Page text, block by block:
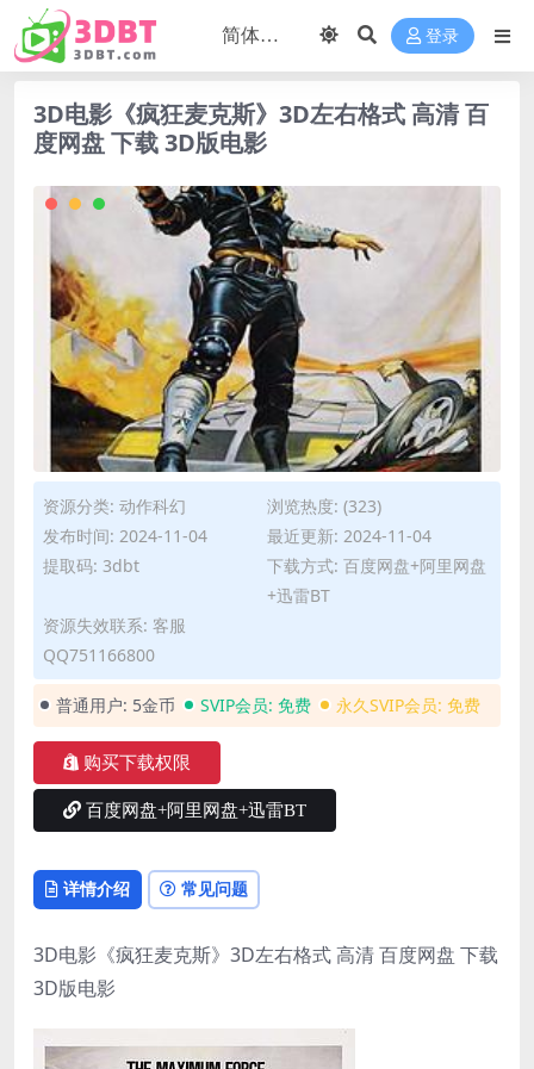
登录
3D电影《疯狂麦克斯》3D左右格式 高清 百
度网盘 下载 3D版电影
资源分类: 动作科幻
浏览热度: (323)
发布时间: 2024-11-04
最近更新: 2024-11-04
提取码: 3dbt
下载方式: 百度网盘+阿里网盘
+迅雷BT
资源失效联系: 客服
QQ751166800
普通用户: 5金币 SVIP会员: 免费 永久SVIP会员: 免费
购买下载权限
百度网盘+阿里网盘+迅雷BT
详情介绍 常见问题
3D电影《疯狂麦克斯》3D左右格式 高清 百度网盘 下载
3D版电影